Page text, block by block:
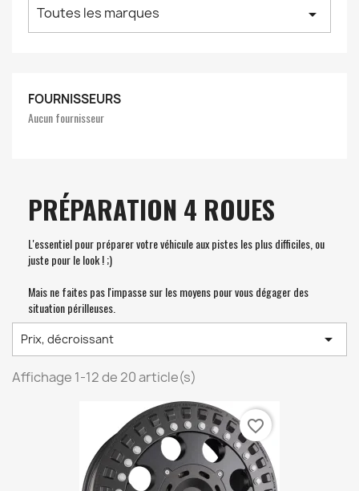
Toutes les marques arrow_drop_down
FOURNISSEURS
Aucun fournisseur
PRÉPARATION 4 ROUES
L'essentiel pour préparer votre véhicule aux pistes les plus difficiles, ou
juste pour le look ! ;)
Mais ne faites pas l'impasse sur les moyens pour vous dégager des
situation périlleuses.
Prix, décroissant 
Affichage 1-12 de 20 article(s)
favorite_border